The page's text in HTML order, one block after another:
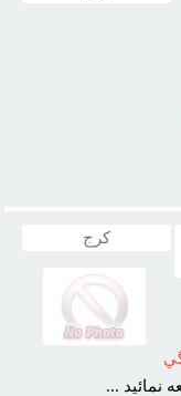
کرج
نمائيد ...